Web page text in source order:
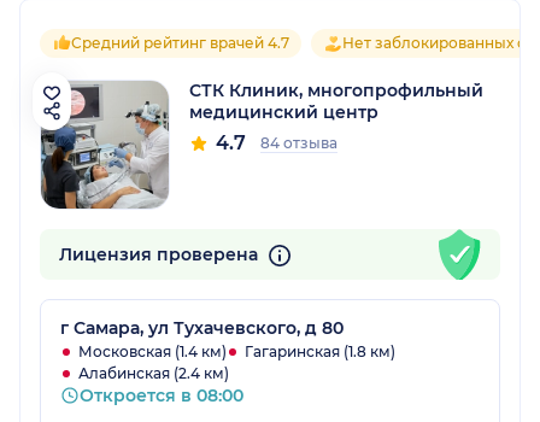
Средний рейтинг врачей 4.7 Нет заблокированных
СТК Клиник, многопрофильный
медицинский центр
4.7 84 отзыва
Лицензия проверена
г Самара, ул Тухачевского, д 80
Московская (1.4 км)
Гагаринская (1.8 км)
Алабинская (2.4 км)
Откроется в 08:00